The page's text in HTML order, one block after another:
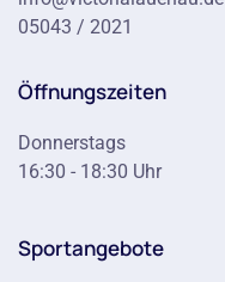
05043 / 2021
Öffnungszeiten
Donnerstags
16:30 - 18:30 Uhr
Sportangebote